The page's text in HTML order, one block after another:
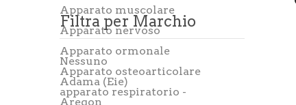
Apparato muscolare
Apparato nervoso
Apparato ormonale
Apparato osteoarticolare
apparato respiratorio -
Filtra per Marchio
Nessuno
Adama (Eie)
Aregon